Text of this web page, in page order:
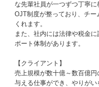
な先輩社員が一つずつ丁寧に
OJT制度が整っており、チ
くれます。
また、社内には法律や税金
ポート体制があります。
【クライアント】
売上規模が数十億～数百億
与える仕事ができ、やりがい